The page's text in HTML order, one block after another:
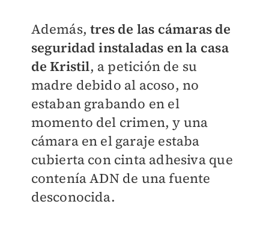
Además,tres de las cámaras de
seguridad instaladas en la casa
de Kristil, a petición de su
madre debido al acoso, no
estaban grabando en el
momento del crimen, y una
cámara en el garaje estaba
cubierta con cinta adhesiva que
contenía ADN de una fuente
desconocida.